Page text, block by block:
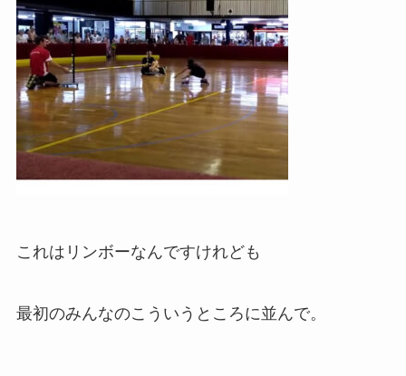
これはリンボーなんですけれども
最初のみんなのこういうところに並んで。